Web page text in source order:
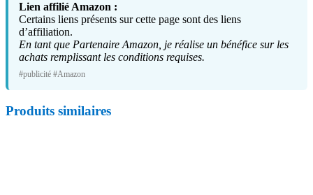
Lien affilié Amazon :
Certains liens présents sur cette page sont des liens
d’affiliation.
En tant que Partenaire Amazon, je réalise un bénéfice sur les
achats remplissant les conditions requises.
#publicité #Amazon
Produits similaires